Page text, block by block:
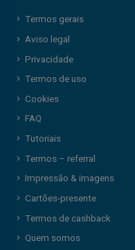
Termos gerais
Aviso legal
Privacidade
Termos de uso
Cookies
FAQ
Tutoriais
Termos – referral
Impressão & imagens
Cartões-presente
Termos de cashback
Quem somos